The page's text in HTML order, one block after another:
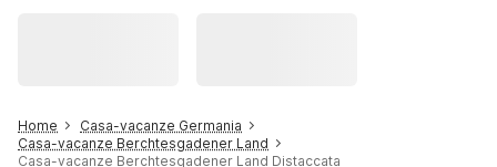
Home
Casa-vacanze Germania
Casa-vacanze Berchtesgadener Land
Casa-vacanze Berchtesgadener Land Distaccata